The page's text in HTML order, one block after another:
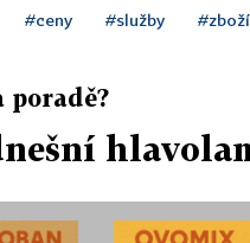
#ceny #služby #zboží
poradě?